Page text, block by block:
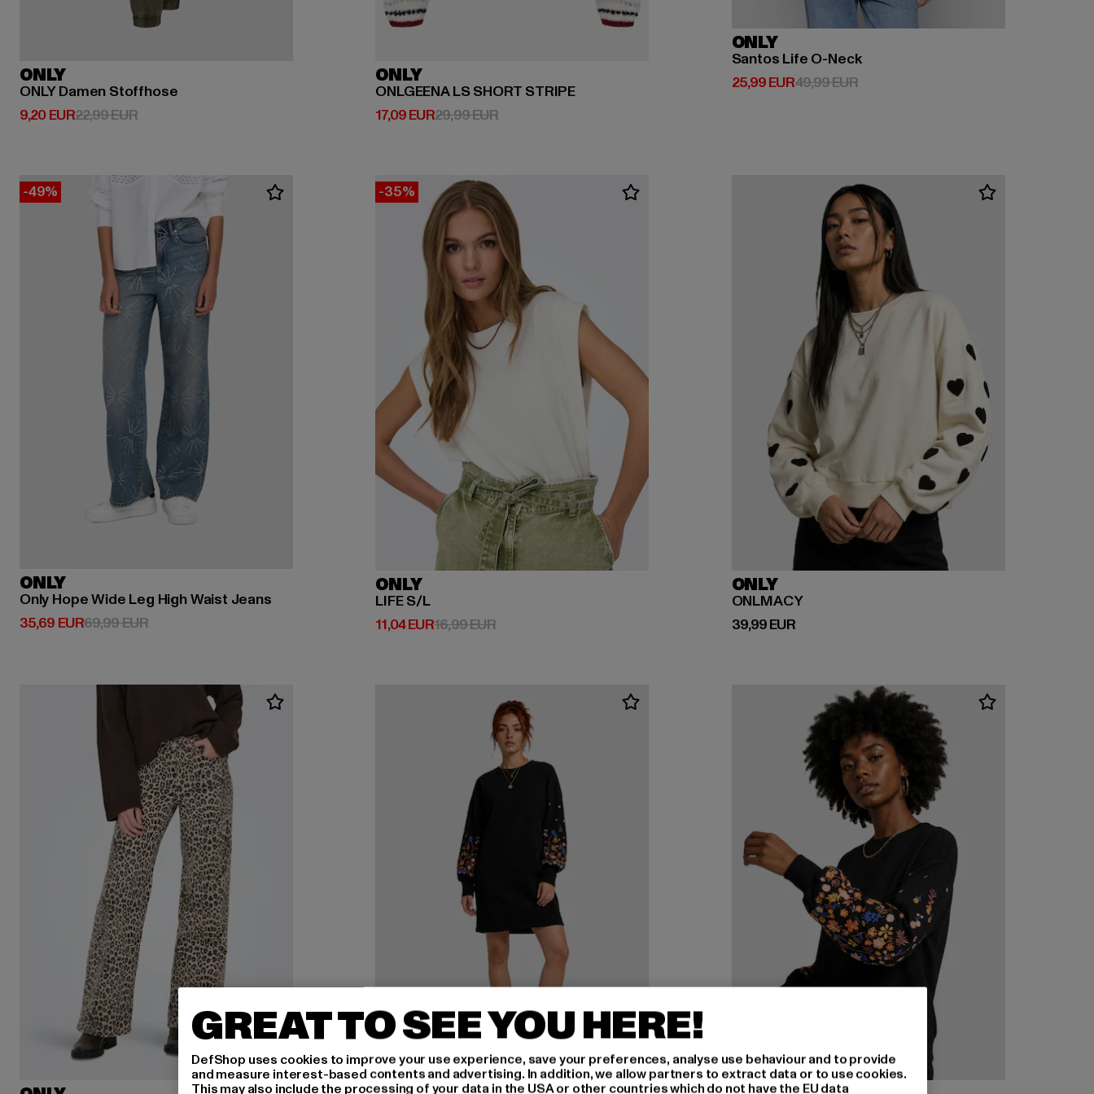
ONLY
ONLY Damen Stoffhose
9,20 EUR
Prix courant: 9,20 EUR
22,99 EURPrix en promotion: 22,99 EUR
ONLY
ONLGEENA LS SHORT STRIPE
17,09 EUR
Prix courant: 17,09 EUR
29,99 EURPrix en promotion: 29,99 EUR
ONLY
Santos Life O-Neck
25,99 EUR
Prix courant: 25,99 EUR
49,99 EURPrix en promotion: 49,99 EUR
-49%
ONLY
Only Hope Wide Leg High Waist Jeans
35,69 EUR
Prix courant: 35,69 EUR
69,99 EURPrix en promotion: 69,99 EUR
-35%
ONLY
LIFE S/L
11,04 EUR
Prix courant: 11,04 EUR
16,99 EURPrix en promotion: 16,99 EUR
ONLY
ONLMACY
39,99 EUR
Prix courant: 39,99 EUR
GREAT TO SEE YOU HERE!
DefShop uses cookies to improve your use experience, save your preferences, analyse use behaviour and to provide
and measure interest-based contents and advertising. In addition, we allow partners to extract data or to use cookies.
This may also include the processing of your data in the USA or other countries which do not have the EU data